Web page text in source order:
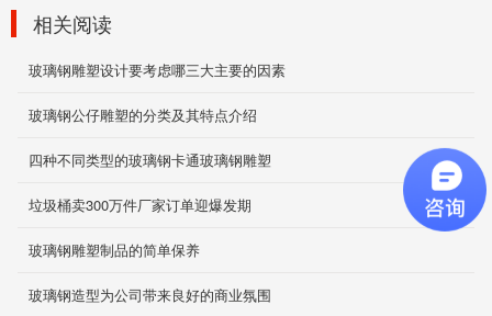
相关阅读
玻璃钢雕塑设计要考虑哪三大主要的因素
玻璃钢公仔雕塑的分类及其特点介绍
四种不同类型的玻璃钢卡通玻璃钢雕塑
垃圾桶卖300万件厂家订单迎爆发期
玻璃钢雕塑制品的简单保养
玻璃钢造型为公司带来良好的商业氛围
玻璃钢美陈雕塑